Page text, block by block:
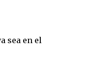
sea en el